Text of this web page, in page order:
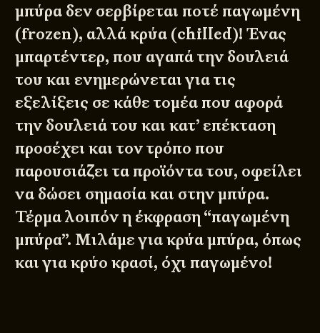
μπύρα δεν σερβίρεται ποτέ παγωμένη
(frozen), αλλά κρύα (chilled)! Ένας
μπαρτέντερ, που αγαπά την δουλειά
του και ενημερώνεται για τις
εξελίξεις σε κάθε τομέα που αφορά
την δουλειά του και κατ’ επέκταση
προσέχει και τον τρόπο που
παρουσιάζει τα προϊόντα του, οφείλει
να δώσει σημασία και στην μπύρα.
Τέρμα λοιπόν η έκφραση “παγωμένη
μπύρα”. Μιλάμε για κρύα μπύρα, όπως
και για κρύο κρασί, όχι παγωμένο!